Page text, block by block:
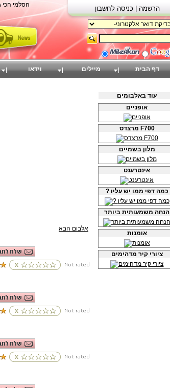
הסלמי הכי
אלבום הבא
עוד באלבומים
אופניים
מרצדס F700
מלון בשמיים
אינטרענט
? כמה דפי ממו יש עליו
הנחה משמעותית ביותר
אומנות
ציורי קיר מדהימים
דף הבית מיילים וידאו
הרשמה | כניסה לחשבון